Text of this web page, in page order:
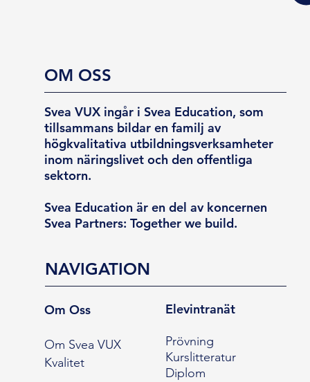
OM OSS
Svea VUX ingår i Svea Education, som
tillsammans bildar en familj av
högkvalitativa utbildningsverksamheter
inom näringslivet och den offentliga
sektorn.
Svea Education är en del av koncernen
Svea Partners: Together we build.
NAVIGATION
Om Oss
Om Svea VUX
Kvalitet
Elevintranät
Prövning
Kurslitteratur
Diplom